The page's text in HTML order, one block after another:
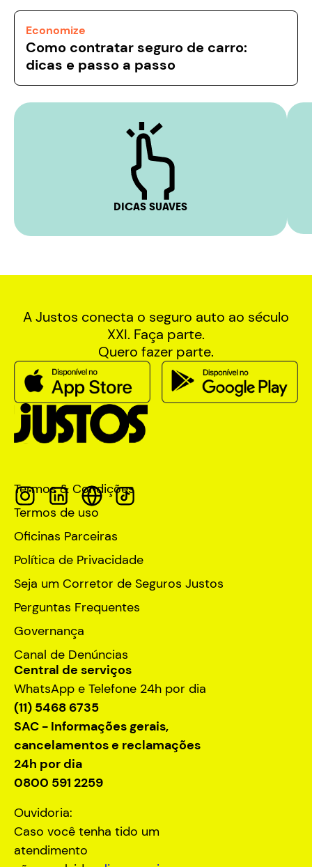
Economize
Como contratar seguro de carro:
dicas e passo a passo
DICAS SUAVES
A Justos conecta o seguro auto ao século
XXI. Faça parte.
Quero fazer parte.
Termos & Condições
Termos de uso
Oficinas Parceiras
Política de Privacidade
Seja um Corretor de Seguros Justos
Perguntas Frequentes
Governança
Canal de Denúncias
Central de serviços
WhatsApp e Telefone 24h por dia
(11) 5468 6735
SAC - Informações gerais,
cancelamentos e reclamações
24h por dia
0800 591 2259
Ouvidoria:
Caso você tenha tido um
atendimento